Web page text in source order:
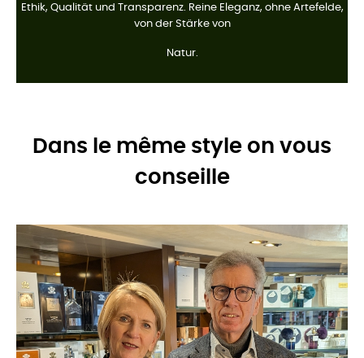
Ethik, Qualität und Transparenz. Reine Eleganz, ohne Artefelde,
von der Stärke von
Natur.
Dans le même style on vous
conseille